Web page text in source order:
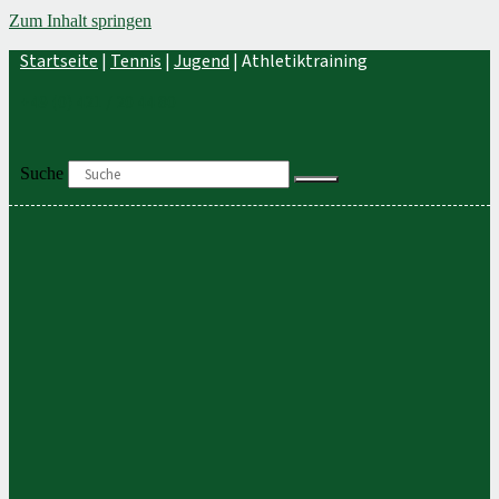
Zum Inhalt springen
Startseite | Tennis | Jugend | Athletiktraining
Suche